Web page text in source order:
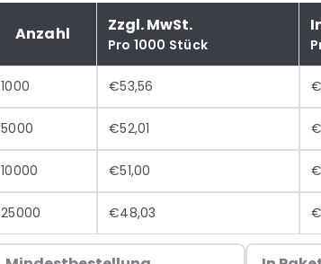
Anzahl Zzgl. MwSt.
Pro 1000 Stück
1000 €53,56
5000 €52,01
10000 €51,00
25000 €48,03